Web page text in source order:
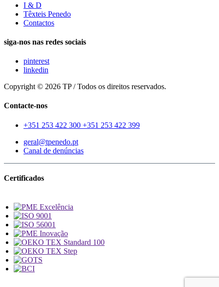
I & D
Têxteis Penedo
Contactos
siga-nos nas redes sociais
pinterest
linkedin
Copyright © 2026 TP / Todos os direitos reservados.
Contacte-nos
+351 253 422 300 +351 253 422 399
geral@tpenedo.pt
Canal de denúncias
Certificados